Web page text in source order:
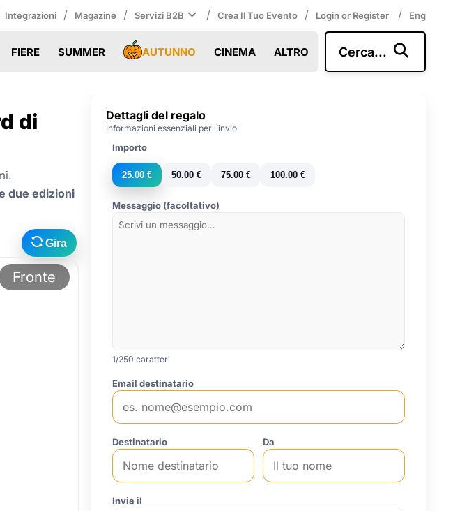
Integrazioni / Magazine / Servizi B2B / Crea Il Tuo Evento / Login or Register / Eng
FIERE SUMMER AUTUNNO CINEMA ALTRO Cerca...
di
due edizioni
Gira
Fronte
Dettagli del regalo
Informazioni essenziali per l’invio
Importo
25.00 € 50.00 € 75.00 € 100.00 €
Messaggio (facoltativo)
1/250 caratteri
Email destinatario
Destinatario Da
Invia il